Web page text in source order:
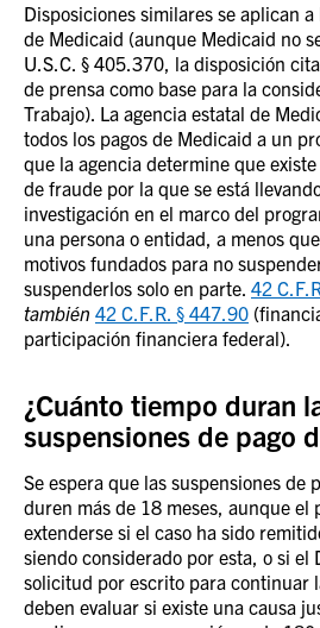
Disposiciones similares se aplican
de Medicaid (aunque Medicaid no
U.S.C. § 405.370, la disposición
de prensa como base para la
Trabajo). La agencia estatal de
todos los pagos de Medicaid a un
que la agencia determine que
de fraude por la que se está
investigación en el marco del
una persona o entidad, a menos
motivos fundados para no
suspenderlos solo en parte. 42
también 42 C.F.R. § 447.90
participación financiera federal).
¿Cuánto tiempo duran
suspensiones de pago
Se espera que las suspensiones de
duren más de 18 meses, aunque el
extenderse si el caso ha sido
siendo considerado por esta, o si el
solicitud por escrito para continuar
deben evaluar si existe una causa